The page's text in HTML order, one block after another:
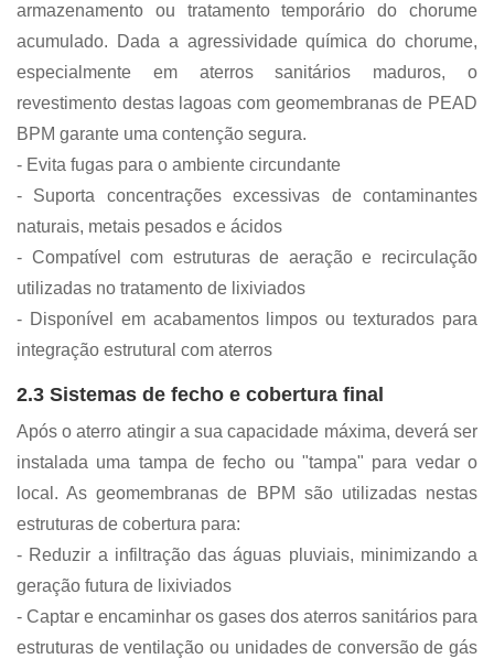
armazenamento ou tratamento temporário do chorume
acumulado. Dada a agressividade química do chorume,
especialmente em aterros sanitários maduros, o
revestimento destas lagoas com geomembranas de PEAD
BPM garante uma contenção segura.
- Evita fugas para o ambiente circundante
- Suporta concentrações excessivas de contaminantes
naturais, metais pesados ​​e ácidos
- Compatível com estruturas de aeração e recirculação
utilizadas no tratamento de lixiviados
- Disponível em acabamentos limpos ou texturados para
integração estrutural com aterros
2.3 Sistemas de fecho e cobertura final
Após o aterro atingir a sua capacidade máxima, deverá ser
instalada uma tampa de fecho ou "tampa" para vedar o
local. As geomembranas de BPM são utilizadas nestas
estruturas de cobertura para:
- Reduzir a infiltração das águas pluviais, minimizando a
geração futura de lixiviados
- Captar e encaminhar os gases dos aterros sanitários para
estruturas de ventilação ou unidades de conversão de gás